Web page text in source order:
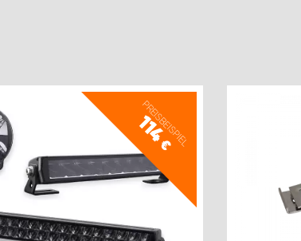
PREISBEISPIEL
114
€